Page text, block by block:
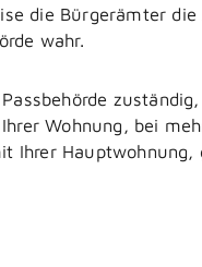
die Bürgerämter die
wahr.
Wohnung, bei
Ihrer Hauptwohnung,